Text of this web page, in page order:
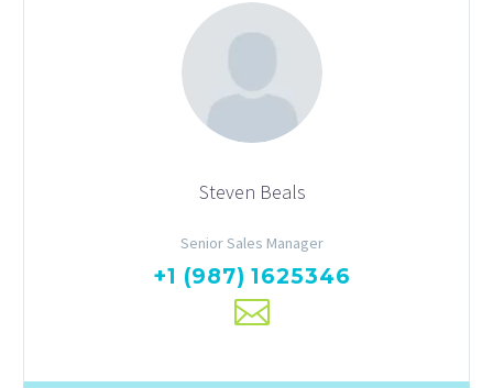
Steven Beals
Senior Sales Manager
+1 (987) 1625346